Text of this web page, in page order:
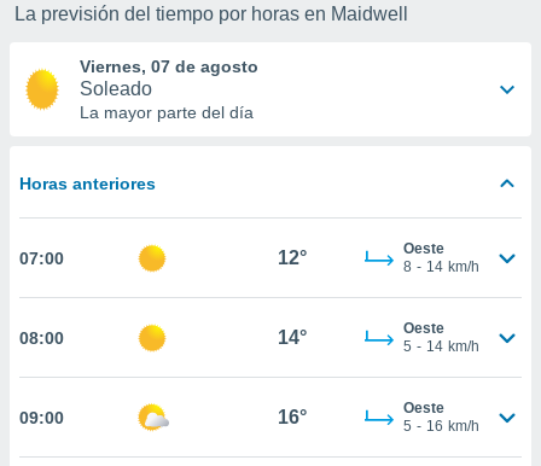
a este
y
digital
permite
seguir
coste.
La previsión del tiempo por horas en Maidwell
Viernes, 07 de agosto
Soleado
La mayor parte del día
Horas anteriores
07:00 12°
Oeste
8 - 14 km/h
08:00 14°
Oeste
5 - 14 km/h
09:00 16°
Oeste
5 - 16 km/h